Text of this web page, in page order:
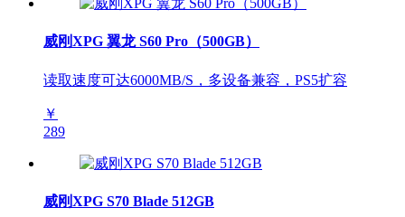
威刚XPG 翼龙 S60 Pro（500GB）
读取速度可达6000MB/S，多设备兼容，PS5扩容
￥
289
威刚XPG S70 Blade 512GB